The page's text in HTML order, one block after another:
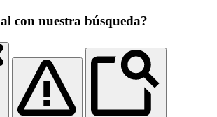
con nuestra búsqueda?